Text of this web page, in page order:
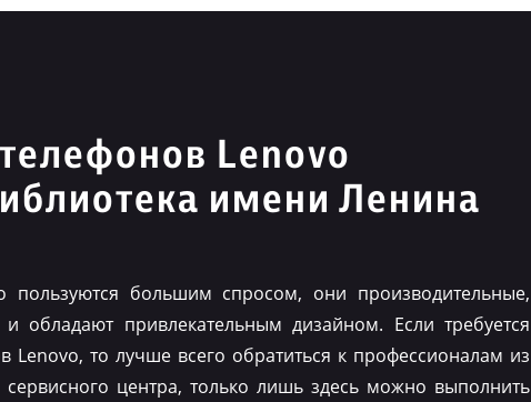
Lenovo
имени Ленина
пользуются большим спросом, они производительные,
обладают привлекательным дизайном. Если требуется
Lenovo, то лучше всего обратиться к профессионалам из
сервисного центра, только лишь здесь можно выполнить